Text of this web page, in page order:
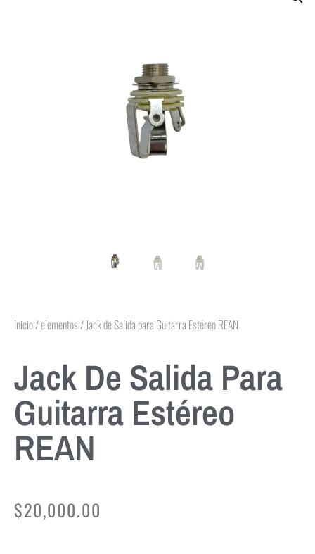
Inicio/elementos/ Jack de Salida para Guitarra Estéreo REAN
Jack De Salida Para
Guitarra Estéreo
REAN
$20,000.00